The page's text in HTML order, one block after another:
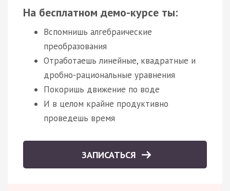
На бесплатном демо-курсе ты:
Вспомнишь алгебраические
преобразования
Отработаешь линейные, квадратные и
дробно-рациональные уравнения
Покоришь движение по воде
И в целом крайне продуктивно
проведешь время
ЗАПИСАТЬСЯ